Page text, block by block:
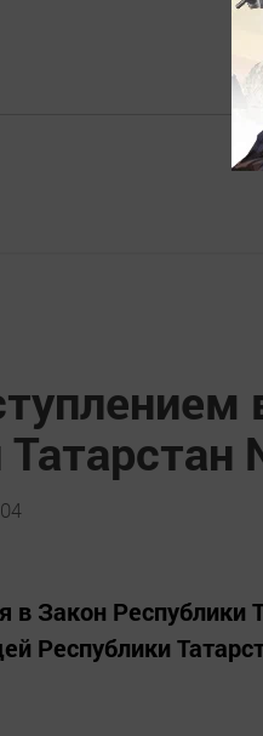
в Закон Республики
Республики